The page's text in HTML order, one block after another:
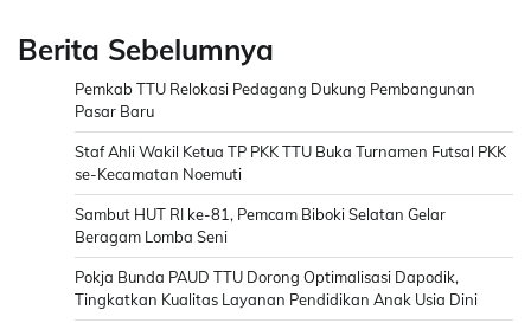
Berita Sebelumnya
Pemkab TTU Relokasi Pedagang Dukung Pembangunan
Pasar Baru
Staf Ahli Wakil Ketua TP PKK TTU Buka Turnamen Futsal PKK
se-Kecamatan Noemuti
Sambut HUT RI ke-81, Pemcam Biboki Selatan Gelar
Beragam Lomba Seni
Pokja Bunda PAUD TTU Dorong Optimalisasi Dapodik,
Tingkatkan Kualitas Layanan Pendidikan Anak Usia Dini